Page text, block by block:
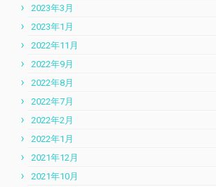
2023年3月
2023年1月
2022年11月
2022年9月
2022年8月
2022年7月
2022年2月
2022年1月
2021年12月
2021年10月